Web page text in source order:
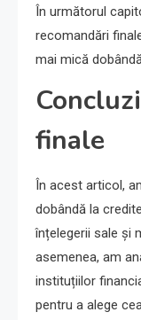
În următorul
recomandări
mai mică
finale
În acest articol,
dobândă la
înțelegerii sale și
asemenea, am
instituțiilor
pentru a alege